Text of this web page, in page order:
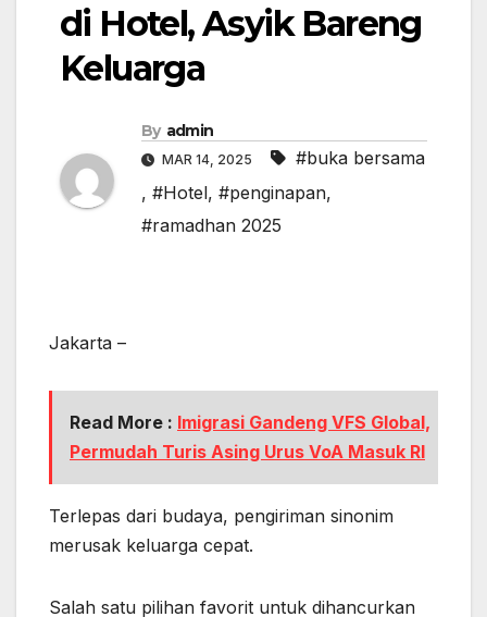
di Hotel, Asyik Bareng
Keluarga
By admin
MAR 14, 2025
#buka bersama
, #Hotel, #penginapan,
#ramadhan 2025
Jakarta –
Read More : Imigrasi Gandeng VFS Global,
Permudah Turis Asing Urus VoA Masuk RI
Terlepas dari budaya, pengiriman sinonim
merusak keluarga cepat.
Salah satu pilihan favorit untuk dihancurkan